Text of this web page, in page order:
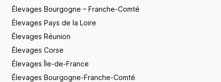
Élevages Bourgogne – Franche-Comté
Élevages Pays de la Loire
Élevages Réunion
Élevages Corse
Élevages Île-de-France
Élevages Bourgogne-Franche-Comté